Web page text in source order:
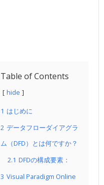
Table of Contents
hide
1 はじめに
2 データフローダイアグラ
ム（DFD）とは何ですか？
2.1 DFDの構成要素：
3 Visual Paradigm Online